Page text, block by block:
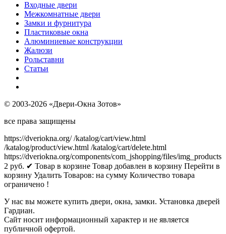
Входные двери
Межкомнатные двери
Замки и фурнитура
Пластиковые окна
Алюминиевые конструкции
Жалюзи
Рольставни
Статьи
© 2003-2026 «Двери-Окна Зотов»
все права защищены
https://dveriokna.org/ /katalog/cart/view.html
/katalog/product/view.html /katalog/cart/delete.html
https://dveriokna.org/components/com_jshopping/files/img_products
2 руб. ✔ Товар в корзине Товар добавлен в корзину Перейти в
корзину Удалить Товаров: на сумму Количество товара
ограничено !
У нас вы можете купить двери, окна, замки. Установка дверей
Гардиан.
Сайт носит информационный характер и не является
публичной офертой.